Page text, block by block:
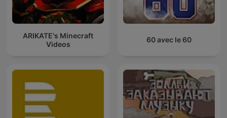
ARIKATE's Minecraft
Videos
60 avec le 60